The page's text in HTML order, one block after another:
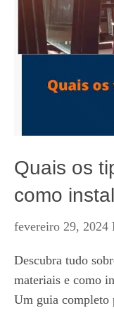
Quais os
como
fevereiro 29, 2024
Descubra tudo
materiais e como
Um guia completo